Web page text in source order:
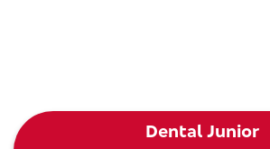
Dental Junior